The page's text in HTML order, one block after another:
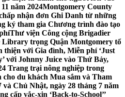
năm 2024Montgomery County
nhận đơn Ghi Danh từ những
ký tham gia Chương trình đào tạo
Thư viện Công cộng Brigadier
Library trọng Quận Montgomery tổ
thiện với Gia đình, Miễn phí ‘Just
với Johnny Juice vào Thứ Bảy,
Trang trại nông nghiệp trong
du khách Mua sắm và Tham
Chủ Nhật, ngày 28 tháng 7 năm
cấp vắc-xin ‘Back-to-School’’